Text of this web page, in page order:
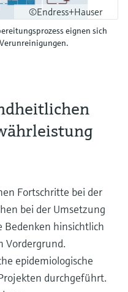
©Endress+Hauser
eignen sich
Fortschritte bei der
bei der Umsetzung
Bedenken hinsichtlich
Vordergrund.
epidemiologische
durchgeführt.